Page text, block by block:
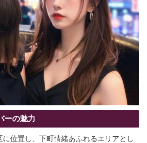
ーの魅力
位置し、下町情緒あふれるエリアとし